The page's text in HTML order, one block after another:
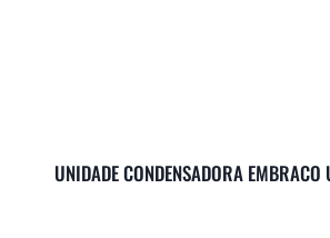
UNIDADE CONDENSADORA